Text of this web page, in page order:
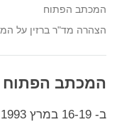
המכתב הפתוח
הצהרה מד"ר ברזין על
המכתב הפתוח